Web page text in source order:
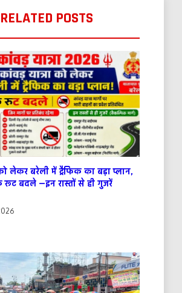
RELATED POSTS
लेकर बरेली में ट्रैफिक का बड़ा प्लान,
रूट बदले —इन रास्तों से ही गुजरें